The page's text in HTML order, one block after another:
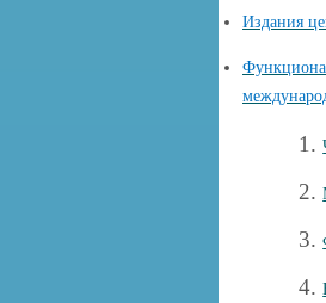
Издания
1.
2.
3.
4.